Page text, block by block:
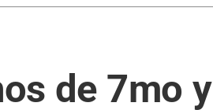
de 7mo y